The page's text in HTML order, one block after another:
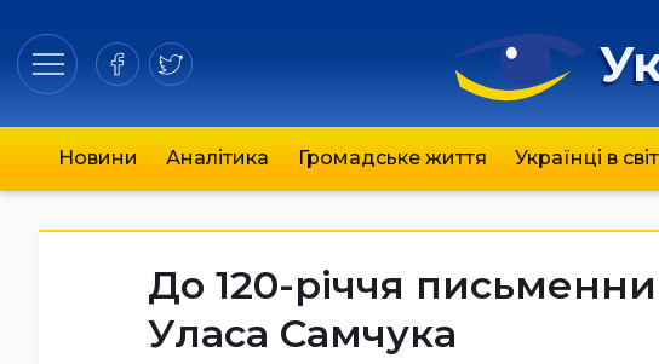
Новини Аналітика Громадське життя Українці в
До 120-річчя
Уласа Самчука